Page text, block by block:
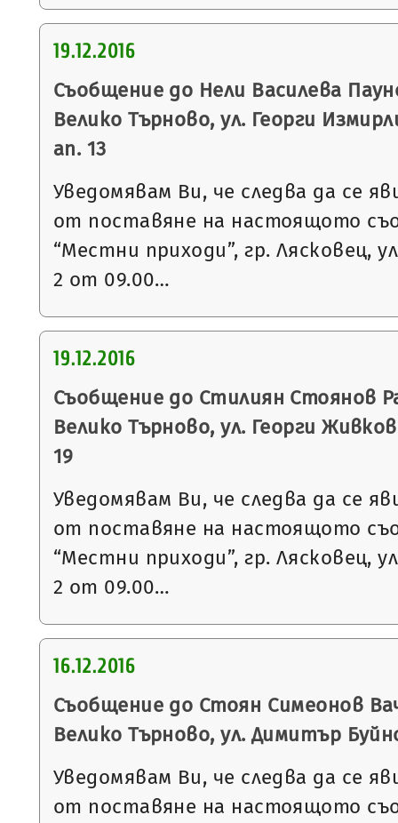
19.12.2016
Съобщение до Нели Василева
Велико Търново, ул. Георги
ап. 13
Уведомявам Ви, че следва да се
от поставяне на настоящото
“Местни приходи”, гр. Лясковец,
2 от 09.00…
19.12.2016
Съобщение до Стилиян Стоянов
Велико Търново, ул. Георги
19
Уведомявам Ви, че следва да се
от поставяне на настоящото
“Местни приходи”, гр. Лясковец,
2 от 09.00…
16.12.2016
Съобщение до Стоян Симеонов
Велико Търново, ул. Димитър
Уведомявам Ви, че следва да се
от поставяне на настоящото